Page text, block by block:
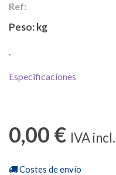
Ref:
Peso:kg
.
Especificaciones
0,00 € IVA incl.
Costes de envío